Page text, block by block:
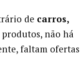
de carros,
não há
faltam ofertas